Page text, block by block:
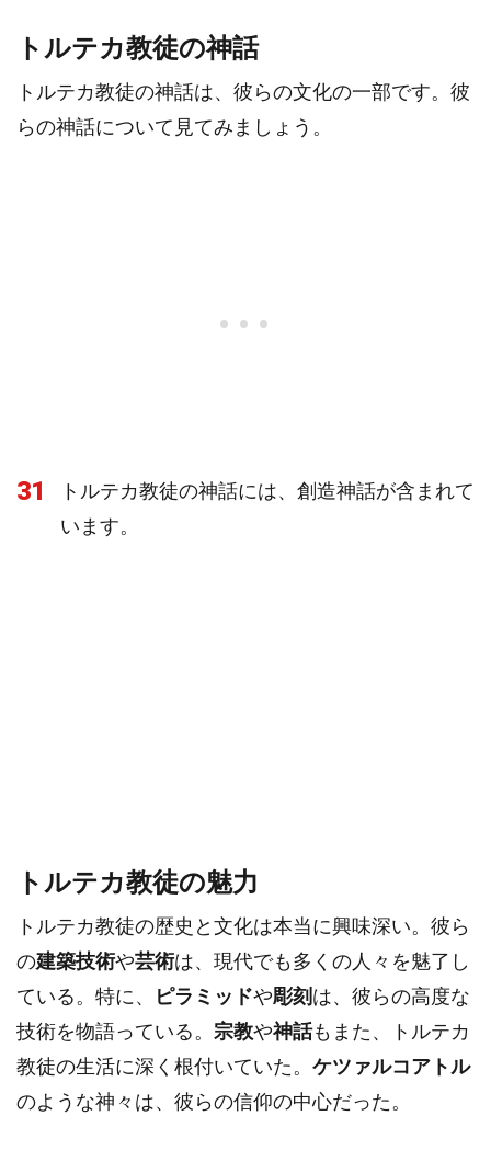
トルテカ教徒の神話
トルテカ教徒の神話は、彼らの文化の一部です。彼
らの神話について見てみましょう。
31
トルテカ教徒の神話には、創造神話が含まれて
います。
トルテカ教徒の魅力
トルテカ教徒の歴史と文化は本当に興味深い。彼ら
の建築技術や芸術は、現代でも多くの人々を魅了し
ている。特に、
ピラミッドや彫刻は、彼らの高度な
技術を物語っている。 宗教や神話もまた、トルテカ
教徒の生活に深く根付いていた。 ケツァルコアトル
のような神々は、彼らの信仰の中心だった。